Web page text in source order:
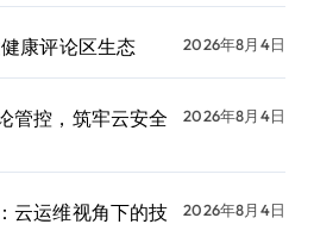
康评论区生态 2026年8月4日
管控，筑牢云安全
2026年8月4日
云运维视角下的技
2026年8月4日